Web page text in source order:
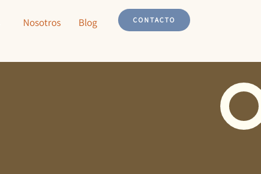
Nosotros Blog CONTACTO